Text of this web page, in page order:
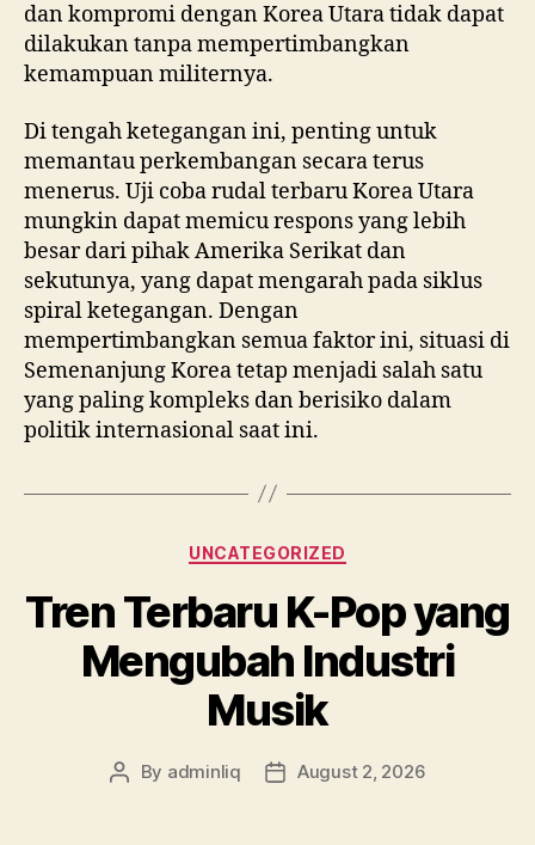
dan kompromi dengan Korea Utara tidak dapat
dilakukan tanpa mempertimbangkan
kemampuan militernya.
Di tengah ketegangan ini, penting untuk
memantau perkembangan secara terus
menerus. Uji coba rudal terbaru Korea Utara
mungkin dapat memicu respons yang lebih
besar dari pihak Amerika Serikat dan
sekutunya, yang dapat mengarah pada siklus
spiral ketegangan. Dengan
mempertimbangkan semua faktor ini, situasi di
Semenanjung Korea tetap menjadi salah satu
yang paling kompleks dan berisiko dalam
politik internasional saat ini.
Categories
UNCATEGORIZED
Tren Terbaru K-Pop yang
Mengubah Industri
Musik
Post
By adminliq
PostAugust 2, 2026